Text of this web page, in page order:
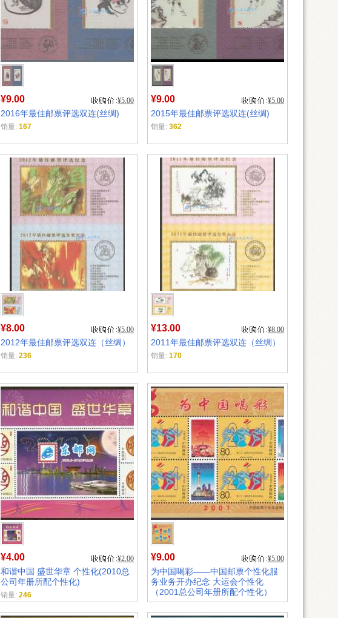
¥9.00 ¥5.00
2016年最佳邮票评选双连(丝绸)
销量: 167
¥9.00 ¥5.00
2015年最佳邮票评选双连(丝绸)
销量: 362
¥8.00 ¥5.00
2012年最佳邮票评选双连（丝绸）
销量: 236
¥13.00 ¥8.00
2011年最佳邮票评选双连（丝绸）
销量: 170
¥4.00 ¥2.00
和谐中国 盛世华章 个性化(2010总
公司年册所配个性化)
销量: 246
¥9.00 ¥5.00
为中国喝彩——中国邮票个性化服
务业务开办纪念 大运会个性化
（2001总公司年册所配个性化）